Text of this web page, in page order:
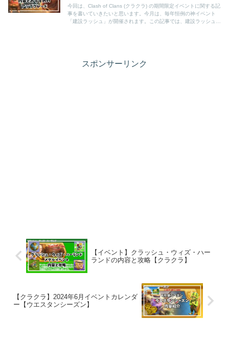
今回は、Clash of Clans (クラクラ) の期間限定イベントに関する記
事を書いていきたいと思います。今月は、毎年恒例の神イベント
「建設ラッシュ」が開催されます。この記事では、建設ラッシュの
スポンサーリンク
【イベント】クラッシュ・ウィズ・ハー
ランドの内容と攻略【クラクラ】
【クラクラ】2024年6月イベントカレンダ
ー【ウエスタンシーズン】